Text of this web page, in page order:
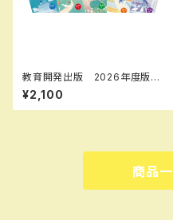
教育開発出版 2026年度版
マイクリア数学 中1～3 各学
年（選択ください） 問題集本体
と別冊解答つき 新品完全セッ
¥2,100
商品